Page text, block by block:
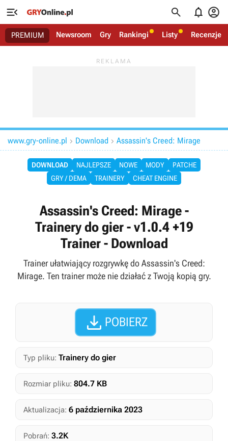
   
PREMIUM Newsroom Gry Rankingi Listy Recenzje
www.gry-online.pl  Download  Assassin's Creed: Mirage
DOWNLOAD NAJLEPSZE NOWE MODY
PATCHE
GRY / DEMA
TRAINERY CHEAT ENGINE
Assassin's Creed: Mirage -
Trainery do gier - v1.0.4 +19
Trainer - Download
Trainer ułatwiający rozgrywkę do Assassin's Creed:
Mirage. Ten trainer może nie działać z Twoją kopią gry.
 POBIERZ
Typ pliku: Trainery do gier
Rozmiar pliku: 804.7 KB
Aktualizacja: 6 października 2023
Pobrań: 3.2K